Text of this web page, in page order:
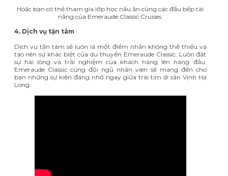
Hoặc bạn có thể tham gia lớp học nấu ăn cùng các đầu bếp tài
năng của Emeraude Classic Cruises.
4. Dịch vụ tận tâm
Dịch vụ tận tâm sẽ luôn là một điểm nhấn không thể thiếu và
tạo nên sự khác biệt của du thuyền Emeraude Classic. Luôn đặt
sự hài lòng và trải nghiệm của khách hàng lên hàng đầu,
Emeraude Classic cùng đội ngũ nhân viên sẽ mang đến cho
bạn những sự kiện đáng nhớ ngay giữa trái tim di sản Vịnh Hạ
Long.